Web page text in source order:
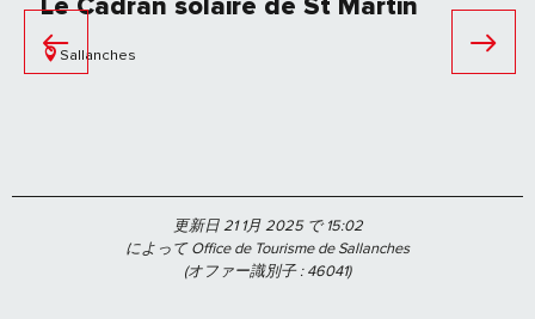
Sallanches
更新日 21 1月 2025 で 15:02
によって Office de Tourisme de Sallanches
(オファー識別子 :46041)